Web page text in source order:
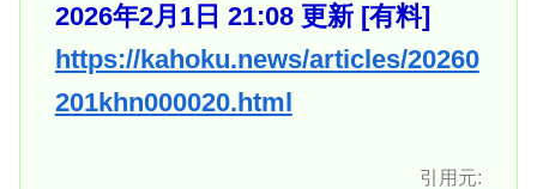
2026年2月1日 21:08 更新 [有料]
https://kahoku.news/articles/20260
201khn000020.html
引用元: